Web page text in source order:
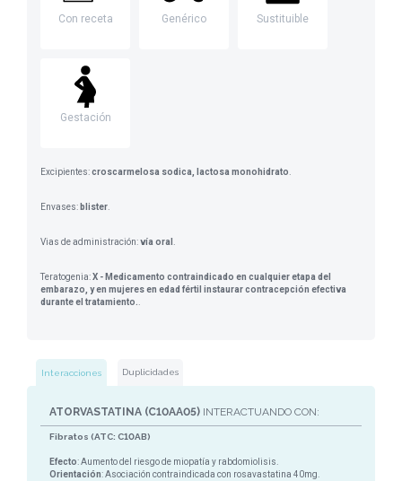
Con receta Genérico Sustituible
Gestación
Excipientes:croscarmelosa sodica, lactosa monohidrato
Envases: blister
Vias de administración:vía oral
Teratogenia:X - Medicamento contraindicado en cualquier etapa del
embarazo, y en mujeres en edad fértil instaurar contracepción efectiva
durante el tratamiento.
Interacciones Duplicidades
ATORVASTATINA (C10AA05) INTERACTUANDO CON:
Fibratos (ATC: C10AB)
Efecto: Aumento del riesgo de miopatía y rabdomiolisis.
Orientación: Asociación contraindicada con rosavastatina 40mg.